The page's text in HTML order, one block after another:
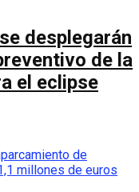
desplegarán
de la
el eclipse